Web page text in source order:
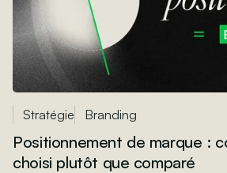
Stratégie Branding
Positionnement de marque :
choisi plutôt que comparé